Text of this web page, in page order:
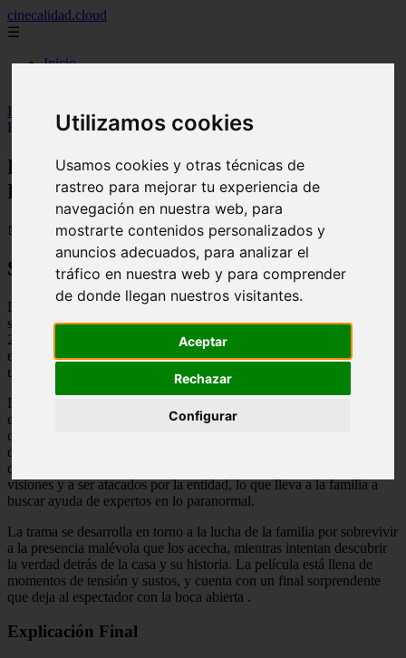
Utilizamos cookies
Usamos cookies y otras técnicas de
rastreo para mejorar tu experiencia de
navegación en nuestra web, para
mostrarte contenidos personalizados y
anuncios adecuados, para analizar el
tráfico en nuestra web y para comprender
de donde llegan nuestros visitantes.
Aceptar
Rechazar
Configurar
cinecalidad.cloud
☰
Inicio
Inicio finalexplicadolat
La Noche De Los Desaparecidos ᐉ
Final Explicado
La Noche De Los Desaparecidos ᐉ Final
Explicado
📅 13/02/2026
Sinopsis
La Noche De Los Desaparecidos es una película de terror y
suspenso dirigida por David F. Sandberg y estrenada en el año
2016. La trama se centra en una familia que se muda a una casa en
el campo, donde descubren que la oscuridad de la noche esconde
una presencia malévola que los acecha.
La película comienza con la familia Bowen, compuesta por Eric, su
esposa Amy y sus tres hijos, quienes se mudan a una casa en el
campo para comenzar una nueva vida. Sin embargo, pronto
descubren que la casa está habitada por una presencia sobrenatural
que se manifiesta durante la noche. Los niños comienzan a tener
visiones y a ser atacados por la entidad, lo que lleva a la familia a
buscar ayuda de expertos en lo paranormal.
La trama se desarrolla en torno a la lucha de la familia por sobrevivir
a la presencia malévola que los acecha, mientras intentan descubrir
la verdad detrás de la casa y su historia. La película está llena de
momentos de tensión y sustos, y cuenta con un final sorprendente
que deja al espectador con la boca abierta .
Explicación Final